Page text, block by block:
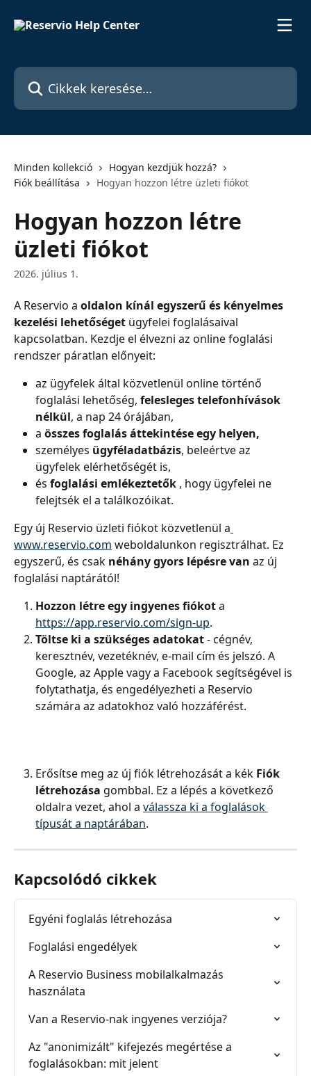
Cikkek keresése…
Minden kollekció
Hogyan kezdjük hozzá?
Fiók beállítása
Hogyan hozzon létre üzleti fiókot
Hogyan hozzon létre
üzleti fiókot
2026. július 1.
A Reservio a oldalon kínál egyszerű és kényelmes
kezelési lehetőséget ügyfelei foglalásaival
kapcsolatban. Kezdje el élvezni az online foglalási
rendszer páratlan előnyeit:
az ügyfelek által közvetlenül online történő
foglalási lehetőség, felesleges telefonhívások
nélkül, a nap 24 órájában,
a összes foglalás áttekintése egy helyen,
személyes ügyféladatbázis, beleértve az
ügyfelek elérhetőségét is,
és foglalási emlékeztetők , hogy ügyfelei ne
felejtsék el a találkozóikat.
Egy új Reservio üzleti fiókot közvetlenül a
www.reservio.com weboldalunkon regisztrálhat. Ez
egyszerű, és csak néhány gyors lépésre van az új
foglalási naptárától!
Hozzon létre egy ingyenes fiókot a
https://app.reservio.com/sign-up.
Töltse ki a szükséges adatokat - cégnév,
keresztnév, vezetéknév, e-mail cím és jelszó. A
Google, az Apple vagy a Facebook segítségével is
folytathatja, és engedélyezheti a Reservio
számára az adatokhoz való hozzáférést.
Erősítse meg az új fiók létrehozását a kék Fiók
létrehozása gombbal. Ez a lépés a következő
oldalra vezet, ahol a válassza ki a foglalások
típusát a naptárában.
Kapcsolódó cikkek
Egyéni foglalás létrehozása
Foglalási engedélyek
A Reservio Business mobilalkalmazás
használata
Van a Reservio-nak ingyenes verziója?
Az "anonimizált" kifejezés megértése a
foglalásokban: mit jelent